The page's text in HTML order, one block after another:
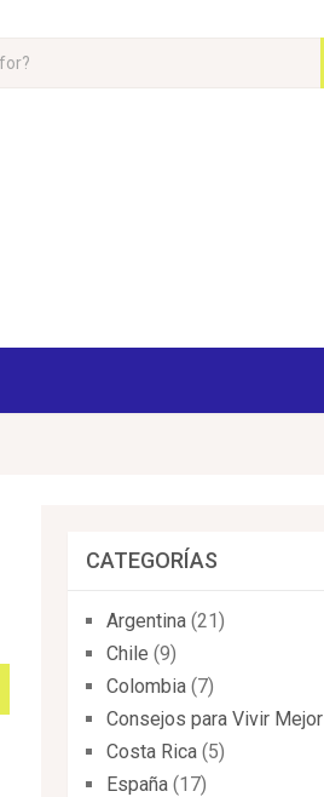
CATEGORÍAS
Argentina (21)
Chile (9)
Colombia (7)
Consejos para Vivir Mejor
Costa Rica (5)
España (17)